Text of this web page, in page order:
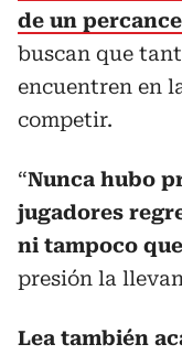
de un
buscan que
encuentren en
competir.
“Nunca hubo
jugadores
ni tampoco
presión la
Lea también